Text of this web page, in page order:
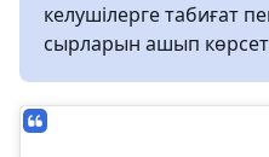
келушілерге табиғат
сырларын ашып